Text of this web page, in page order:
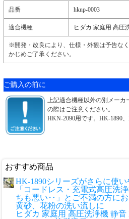
品番 hknp-0003
適合機種 ヒダカ 家庭用 高圧
※開発・改良により、仕様・外観は予告な
かじめご了承ください。
ご購入の前に
上記適合機種以外の別メーカ
の際はご注意ください。
HKN-2090用です。HK-1890
おすすめ商品
HK-1890シリーズがさらに使い
「コードレス・充電式高圧洗
ちも悪い‥」とご不満の方にお
黄砂、花粉の洗い流しに
ヒダカ 家庭用 高圧洗浄機 静音